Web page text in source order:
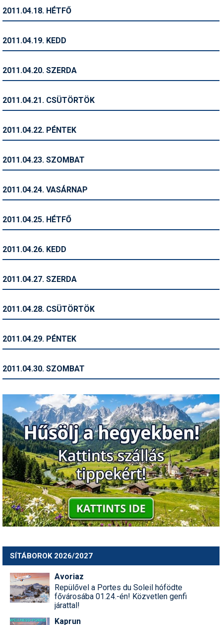
Snowboard
Szakértők
Telemark
Történelem
Utazási tippek
2011.04.18. HÉTFŐ
2011.04.19. KEDD
2011.04.20. SZERDA
2011.04.21. CSÜTÖRTÖK
2011.04.22. PÉNTEK
2011.04.23. SZOMBAT
2011.04.24. VASÁRNAP
2011.04.25. HÉTFŐ
2011.04.26. KEDD
2011.04.27. SZERDA
2011.04.28. CSÜTÖRTÖK
2011.04.29. PÉNTEK
2011.04.30. SZOMBAT
SÍTÁBOROK 2026/2027
Avoriaz
Repülővel a Portes du Soleil hófödte
fővárosába 01.24.-én! Közvetlen genfi
járattal!
Kaprun